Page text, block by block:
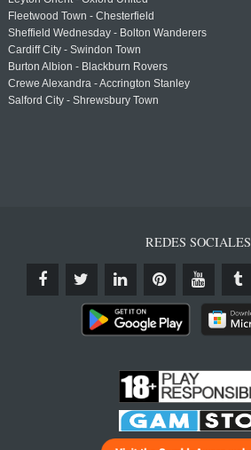
Fleetwood Town - Chesterfield
Sheffield Wednesday - Bolton Wanderers
Cardiff City - Swindon Town
Burton Albion - Blackburn Rovers
Crewe Alexandra - Accrington Stanley
Salford City - Shrewsbury Town
REDES SOCIALES